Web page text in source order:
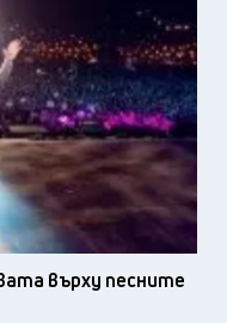
върху песните